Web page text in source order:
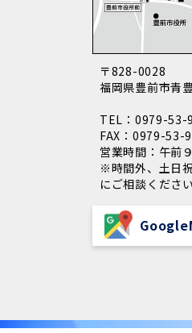
〒828-0028
福岡県豊前市青
TEL：0979-53-
FAX：0979-53-
営業時間：午前
※時間外、土日
にご相談ください